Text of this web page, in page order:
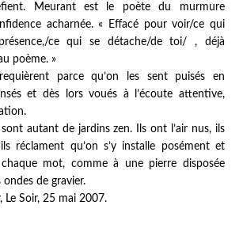
Meurant est le poète du murmure
acharnée. « Effacé pour voir/ce qui
ce qui se détache/de toi/ , déjà
poème. »
parce qu’on les sent puisés en
et dès lors voués à l’écoute attentive,
sont autant de jardins zen. Ils ont l’air nus, ils
réclament qu’on s’y installe posément et
chaque mot, comme à une pierre disposée
de gravier.
Le Soir, 25 mai 2007.